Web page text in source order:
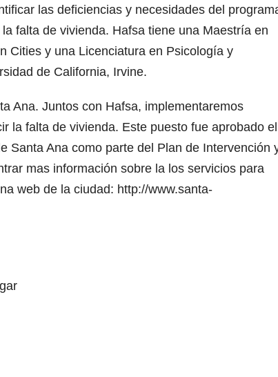
las deficiencias y necesidades del
falta de vivienda. Hafsa tiene una Maestría en
Cities y una Licenciatura en Psicología y
de California, Irvine.
Ana. Juntos con Hafsa, implementaremos
la falta de vivienda. Este puesto fue aprobado
Santa Ana como parte del Plan de Intervención
mas información sobre la los servicios para
web de la ciudad: http://www.santa-